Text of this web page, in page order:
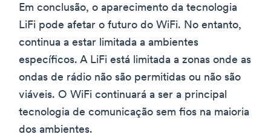
Em conclusão, o aparecimento da tecnologia
LiFi pode afetar o futuro do WiFi. No entanto,
continua a estar limitada a ambientes
específicos. A LiFi está limitada a zonas onde as
ondas de rádio não são permitidas ou não são
viáveis. O WiFi continuará a ser a principal
tecnologia de comunicação sem fios na maioria
dos ambientes.